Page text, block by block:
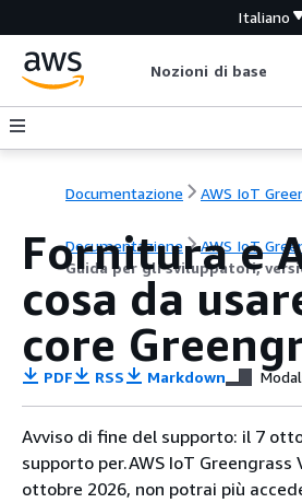
Italiano
Nozioni di base
Documentazione AWS IoT
Documentazione
AWS IoT
Guida per gli sviluppatori,
Fornitura e
cosa da
core
PDF RSS Markdown
Avviso di fine del supporto: il 7
supporto per.AWS IoT Greengrass
ottobre 2026, non potrai più